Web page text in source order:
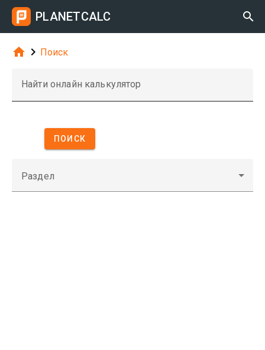
PLANETCALC 
  Поиск
Найти онлайн калькулятор
ПОИСК
Раздел